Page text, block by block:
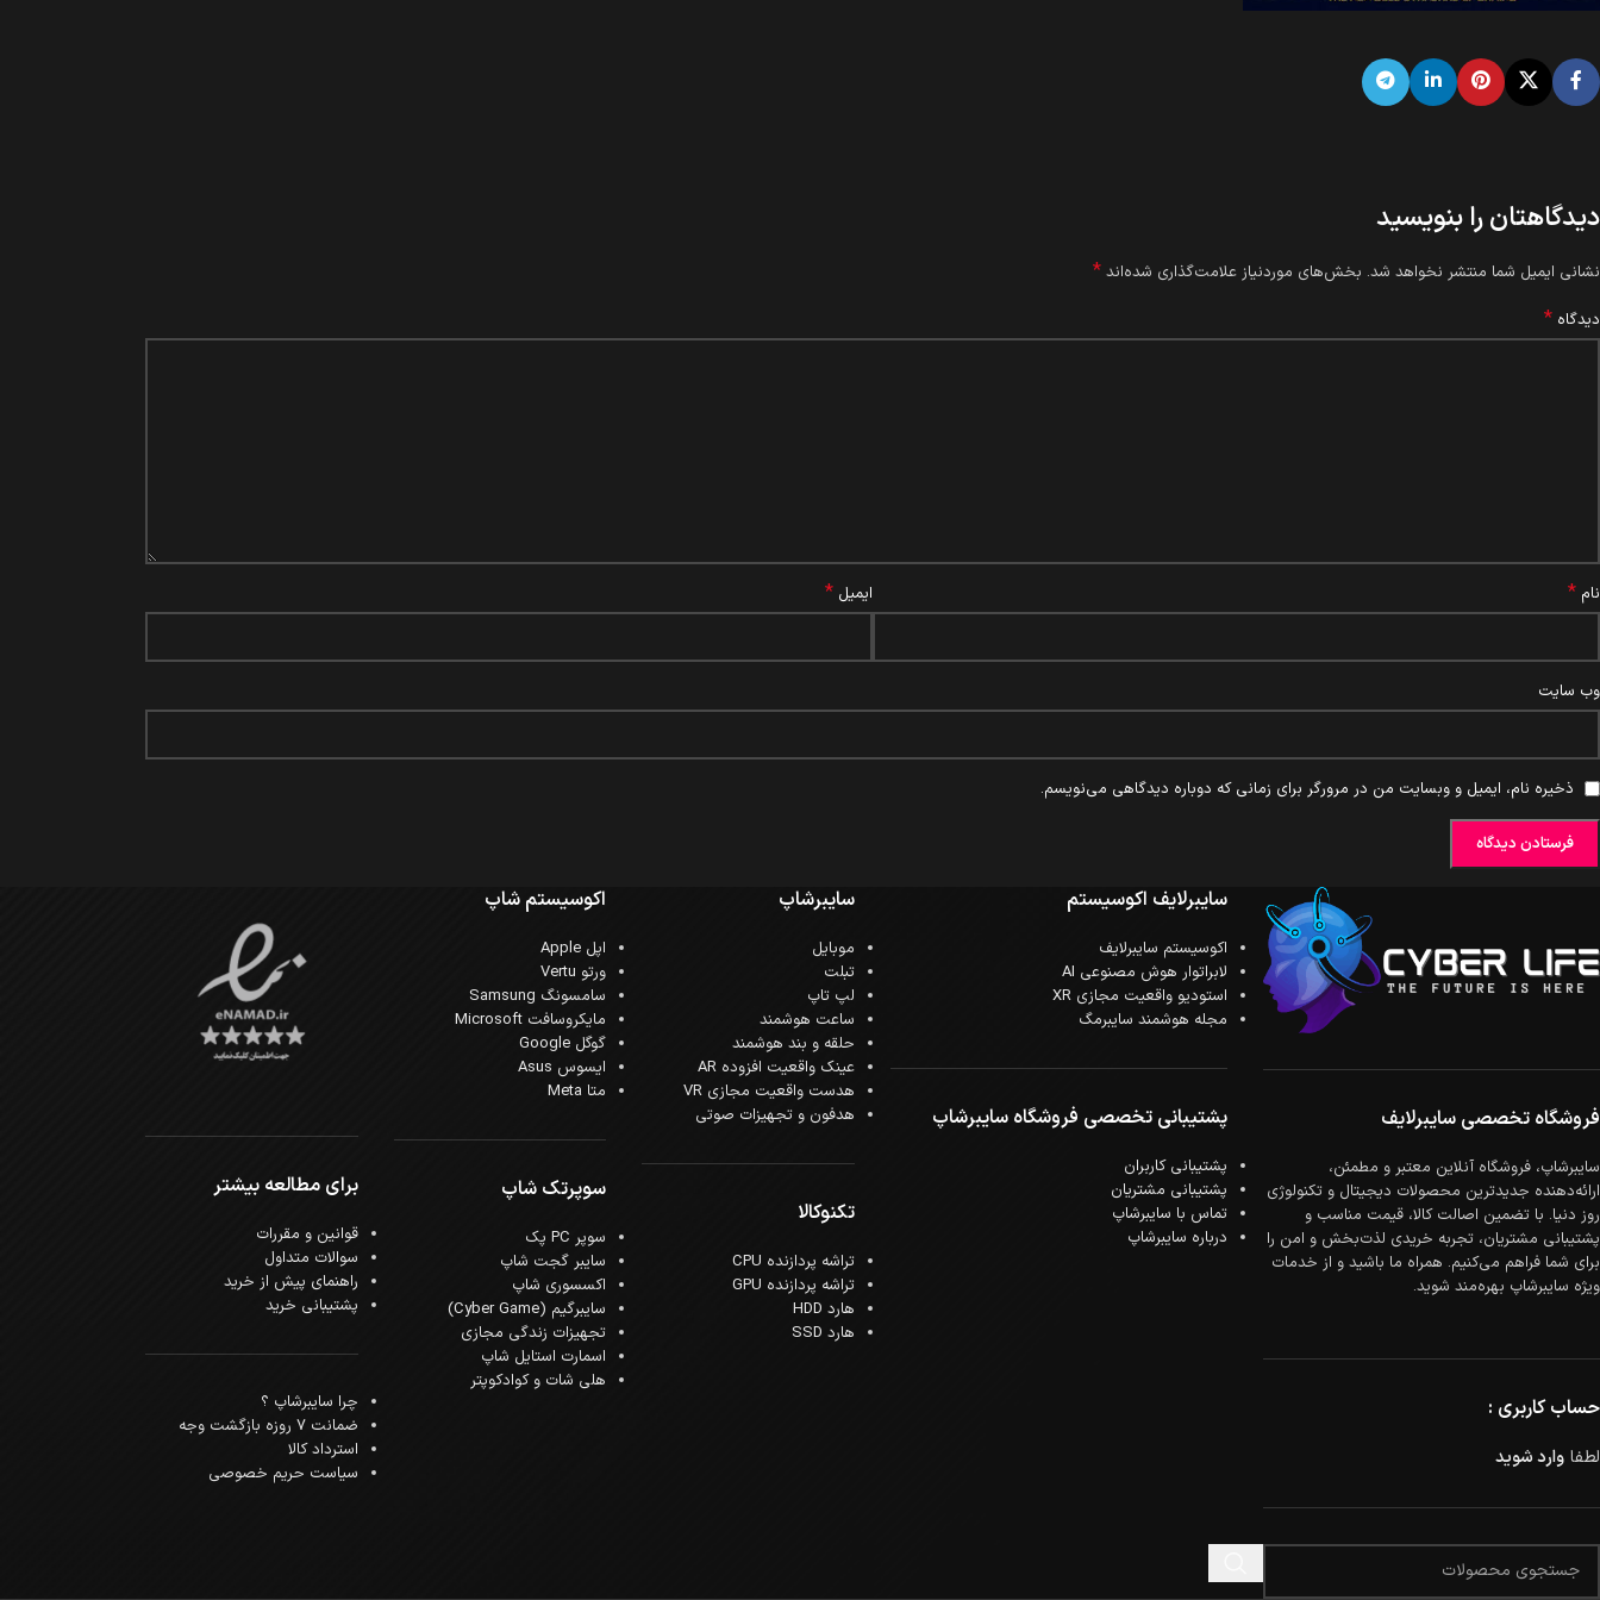
دیدگاهتان را بنویسید
نشانی ایمیل شما منتشر نخواهد شد. بخش‌های موردنیاز علامت‌گذاری شده‌اند *
دیدگاه *
نام * ایمیل *
وب‌ سایت
ذخیره نام، ایمیل و وبسایت من در مرورگر برای زمانی که دوباره دیدگاهی می‌نویسم.
فروشگاه تخصصی سایبرلایف
سایبرشاپ، فروشگاه آنلاین معتبر و مطمئن،
ارائه‌دهنده جدیدترین محصولات دیجیتال و تکنولوژی
روز دنیا. با تضمین اصالت کالا، قیمت مناسب و
پشتیبانی مشتریان، تجربه خریدی لذت‌بخش و امن را
برای شما فراهم می‌کنیم. همراه ما باشید و از خدمات
ویژه سایبرشاپ بهره‌مند شوید.
حساب کاربری :
لطفا وارد شوید
سایبرلایف اکوسیستم
اکوسیستم سایبرلایف
لابراتوار هوش مصنوعی AI
استودیو واقعیت مجازی XR
مجله هوشمند سایبرمگ
پشتیبانی تخصصی فروشگاه سایبرشاپ
پشتیبانی کاربران
پشتیبانی مشتریان
تماس با سایبرشاپ
درباره سایبرشاپ
سایبرشاپ
موبایل
تبلت
لپ تاپ
ساعت هوشمند
حلقه و بند هوشمند
عینک واقعیت افزوده AR
هدست واقعیت مجازی VR
هدفون و تجهیزات صوتی
تکنوکالا
تراشه پردازنده CPU
تراشه پردازنده GPU
هارد HDD
هارد SSD
اکوسیستم شاپ
اپل Apple
ورتو Vertu
سامسونگ Samsung
مایکروسافت Microsoft
گوگل Google
ایسوس Asus
متا Meta
سوپرتک شاپ
سوپر PC پک
سایبر گجت شاپ
اکسسوری شاپ
سایبرگیم (Cyber Game)
تجهیزات زندگی مجازی
اسمارت استایل شاپ
هلی شات و کوادکوپتر
برای مطالعه بیشتر
قوانین و مقررات
سوالات متداول
راهنمای پیش از خرید
پشتیبانی خرید
چرا سایبرشاپ ؟
ضمانت 7 روزه بازگشت وجه
استرداد کالا
سیاست حریم خصوصی